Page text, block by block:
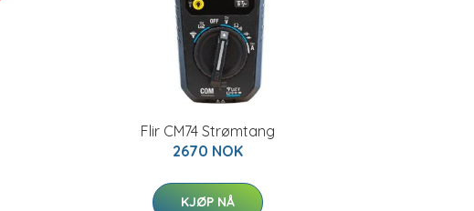
Flir CM74 Strømtang
2670 NOK
KJØP NÅ